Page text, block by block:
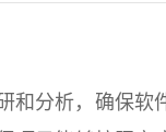
和分析，确保